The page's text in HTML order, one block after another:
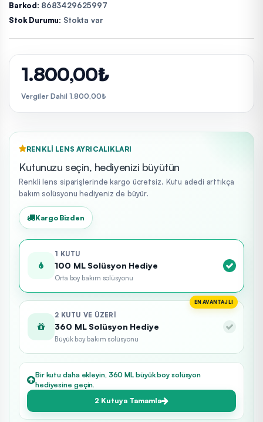
Barkod: 8683429625997
Stok Durumu: Stokta var
1.800,00₺
Vergiler Dahil 1.800,00₺
RENKLI LENS AYRICALIKLARI
Kutunuzu seçin, hediyenizi büyütün
Renkli lens siparişlerinde kargo ücretsiz. Kutu adedi arttıkça
bakım solüsyonu hediyeniz de büyür.
Kargo Bizden
1 KUTU
100 ML Solüsyon Hediye
Orta boy bakım solüsyonu
EN AVANTAJLI
2 KUTU VE ÜZERI
360 ML Solüsyon Hediye
Büyük boy bakım solüsyonu
Bir kutu daha ekleyin, 360 ML büyük boy solüsyon
hediyesine geçin.
2 Kutuya Tamamla